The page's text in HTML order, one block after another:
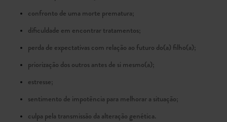
confronto de uma morte prematura;
dificuldade em encontrar tratamentos;
perda de expectativas com relação ao futuro do(a) filho(a);
priorização dos outros antes de si mesmo(a);
estresse;
sen­timento de impotência para melhorar a situação;
culpa pela transmissão da alteração genética.